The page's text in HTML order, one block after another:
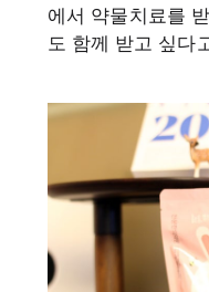
에서 약물치료를
도 함께 받고 싶다